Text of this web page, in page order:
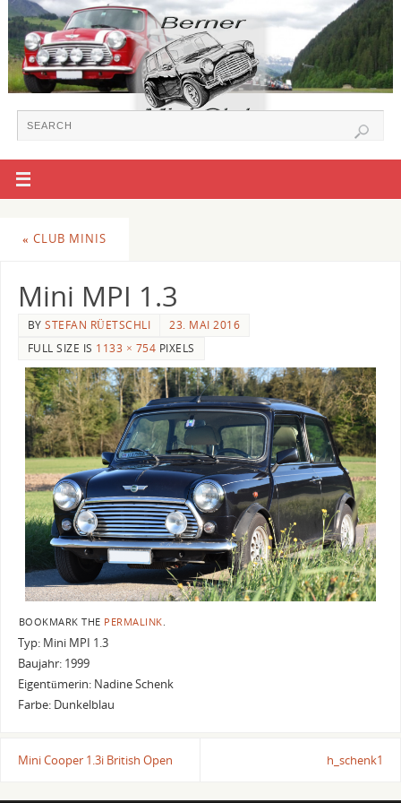
« CLUB MINIS
Mini MPI 1.3
BYSTEFAN RÜETSCHLI
23. MAI 2016
FULL SIZE IS 1133 × 754 PIXELS
BOOKMARK THE PERMALINK.
Typ: Mini MPI 1.3
Baujahr: 1999
Eigentümerin: Nadine Schenk
Farbe: Dunkelblau
Mini Cooper 1.3i British Open h_schenk1